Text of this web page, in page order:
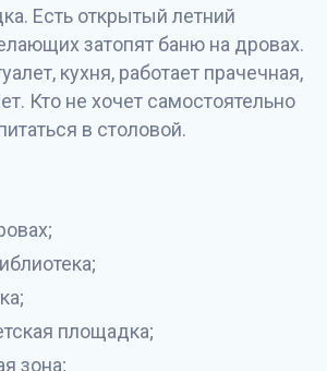
Есть открытый летний
затопят баню на дровах.
кухня, работает прачечная,
Кто не хочет самостоятельно
в столовой.
площадка;
зона;